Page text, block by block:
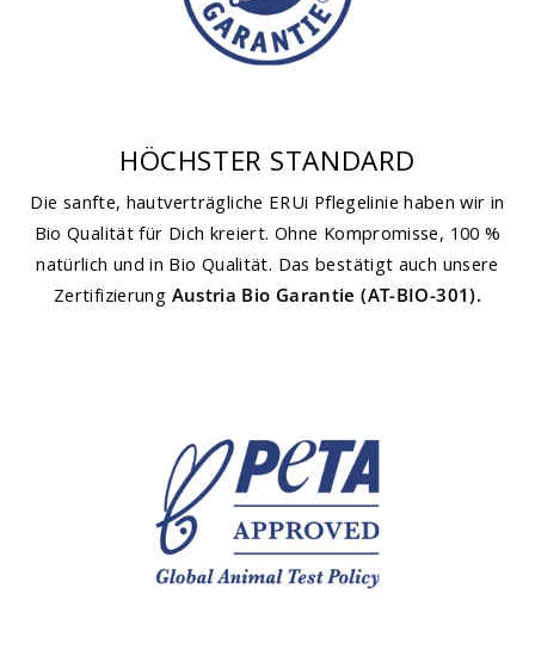
HÖCHSTER STANDARD
Die sanfte, hautverträgliche ERUi Pflegelinie haben wir in
Bio Qualität für Dich kreiert. Ohne Kompromisse, 100 %
natürlich und in Bio Qualität. Das bestätigt auch unsere
Zertifizierung Austria Bio Garantie (AT-BIO-301).